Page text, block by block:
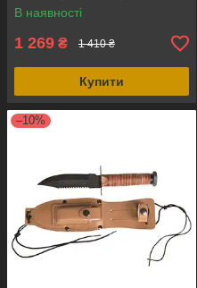
В наявності
1 269 ₴ 1 410 ₴
Купити
–10%